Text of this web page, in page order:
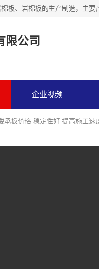
限公司
企业视频
承板价格 稳定性好 提高施工速